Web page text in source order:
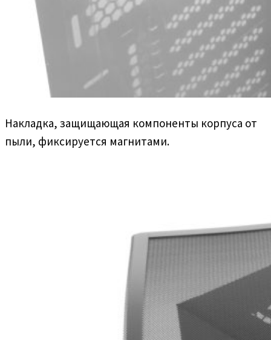
Накладка, защищающая компоненты корпуса от
пыли, фиксируется магнитами.